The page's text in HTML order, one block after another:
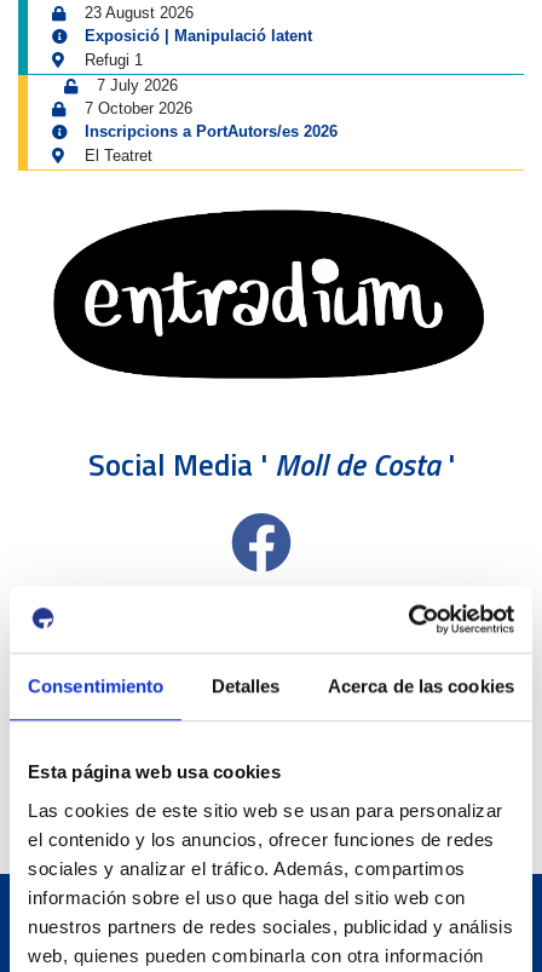
Consentimiento Detalles Acerca de las cookies
Esta página web usa cookies
Las cookies de este sitio web se usan para personalizar
el contenido y los anuncios, ofrecer funciones de redes
sociales y analizar el tráfico. Además, compartimos
información sobre el uso que haga del sitio web con
nuestros partners de redes sociales, publicidad y análisis
web, quienes pueden combinarla con otra información
23 August 2026
Exposició | Manipulació latent
Refugi 1
7 July 2026
7 October 2026
Inscripcions a PortAutors/es 2026
El Teatret
Social Media ' Moll de Costa'